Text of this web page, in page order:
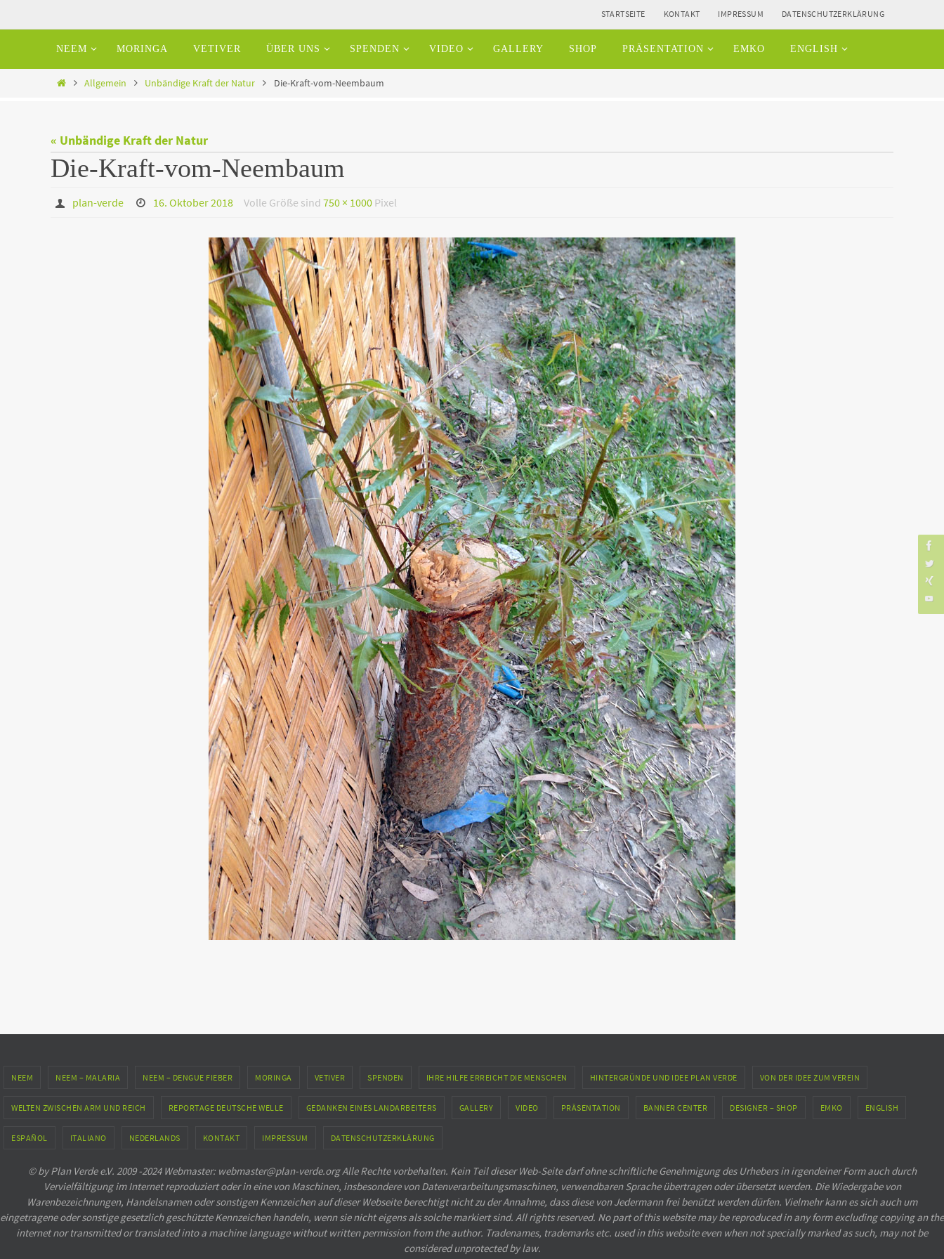
Inhalt
STARTSEITE KONTAKT IMPRESSUM DATENSCHUTZERKLÄRUNG
springen
NEEM MORINGA VETIVER ÜBER UNS SPENDEN VIDEO GALLERY SHOP PRÄSENTATION EMKO ENGLISH
HomeAllgemein Unbändige Kraft der Natur Die-Kraft-vom-Neembaum
« Unbändige Kraft der Natur
Die-Kraft-vom-Neembaum
plan-verde 16. Oktober 2018 Volle Größe sind750 × 1000 Pixel
NEEM NEEM – MALARIA NEEM – DENGUE FIEBER MORINGA VETIVER SPENDEN IHRE HILFE ERREICHT DIE MENSCHEN HINTERGRÜNDE UND IDEE PLAN VERDE VON DER IDEE ZUM VEREIN
WELTEN ZWISCHEN ARM UND REICH REPORTAGE DEUTSCHE WELLE GEDANKEN EINES LANDARBEITERS GALLERY VIDEO PRÄSENTATION BANNER CENTER DESIGNER – SHOP EMKO ENGLISH
ESPAÑOL ITALIANO NEDERLANDS KONTAKT IMPRESSUM DATENSCHUTZERKLÄRUNG
© by Plan Verde e.V. 2009 -2024 Webmaster: webmaster@plan-verde.org Alle Rechte vorbehalten. Kein Teil dieser Web-Seite darf ohne schriftliche Genehmigung des Urhebers in irgendeiner Form auch durch
Vervielfältigung im Internet reproduziert oder in eine von Maschinen, insbesondere von Datenverarbeitungsmaschinen, verwendbaren Sprache übertragen oder übersetzt werden. Die Wiedergabe von
Warenbezeichnungen, Handelsnamen oder sonstigen Kennzeichen auf dieser Webseite berechtigt nicht zu der Annahme, dass diese von Jedermann frei benützt werden dürfen. Vielmehr kann es sich auch um
eingetragene oder sonstige gesetzlich geschützte Kennzeichen handeln, wenn sie nicht eigens als solche markiert sind. All rights reserved. No part of this website may be reproduced in any form excluding copying an the
internet nor transmitted or translated into a machine language without written permission from the author. Tradenames, trademarks etc. used in this website even when not specially marked as such, may not be
considered unprotected by law.